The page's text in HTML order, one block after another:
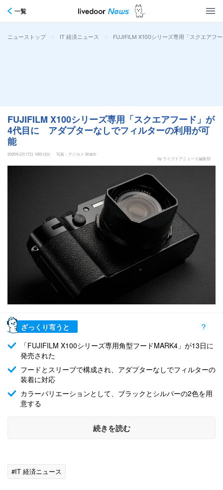
一覧
ニューストップ > IT 経済ニュース > FUJIFILM X100シリーズ専用「スクエアフ
FUJIFILM X100シリーズ専用「スクエアフード」が
4代目に アダプターなしでフィルターの利用が可
能
2025年2月17日 10時12分
写真：デジカメ Watch
by ライブドアニュース編集部
ざっくり言うと
「FUJIFILM X100シリーズ専用角型フードMARK4」が13日に
発売された
フードとスリーブで構成され、アダプターなしでフィルターの
装着に対応
カラーバリエーションとして、ブラックとシルバーの2色を用
意する
続きを読む
#IT 経済ニュース